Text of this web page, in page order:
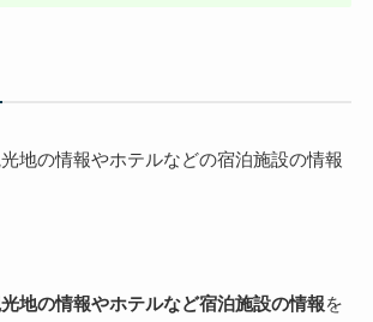
地の情報やホテルなどの宿泊施設の情報
地の情報やホテルなど宿泊施設の情報を